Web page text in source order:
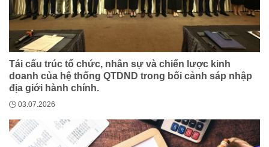
Tái cấu trúc tổ chức, nhân sự và chiến lược kinh
doanh của hệ thống QTDND trong bối cảnh sáp nhập
địa giới hành chính.
03.07.2026